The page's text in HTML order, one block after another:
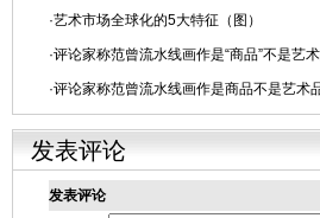
·艺术市场全球化的5大特征（图）
·评论家称范曾流水线画作是“商品”不是艺
·评论家称范曾流水线画作是商品不是艺术
发表评论
发表评论